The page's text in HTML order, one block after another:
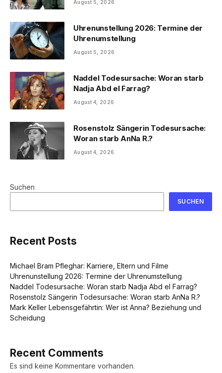
August 5, 2026
Uhrenunstellung 2026: Termine der
Uhrenumstellung
August 5, 2026
Naddel Todesursache: Woran starb
Nadja Abd el Farrag?
August 4, 2026
Rosenstolz Sängerin Todesursache:
Woran starb AnNa R.?
August 4, 2026
Suchen
SUCHEN
Recent Posts
Michael Bram Pfleghar: Karriere, Eltern und Filme
Uhrenunstellung 2026: Termine der Uhrenumstellung
Naddel Todesursache: Woran starb Nadja Abd el Farrag?
Rosenstolz Sängerin Todesursache: Woran starb AnNa R.?
Mark Keller Lebensgefährtin: Wer ist Anna? Beziehung und
Scheidung
Recent Comments
Es sind keine Kommentare vorhanden.